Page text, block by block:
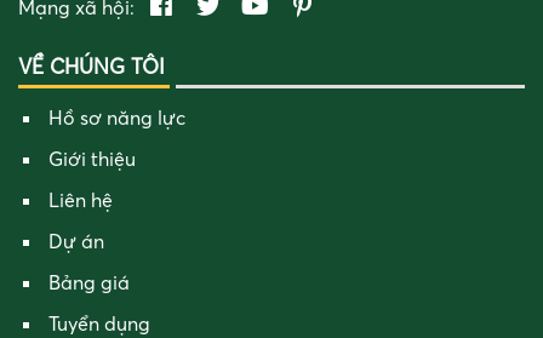
Mạng xã hội:
VỀ CHÚNG TÔI
Hồ sơ năng lực
Giới thiệu
Liên hệ
Dự án
Bảng giá
Tuyển dụng